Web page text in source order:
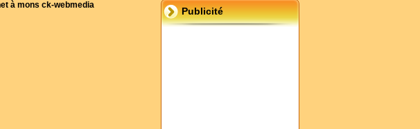
Publicité
à mons ck-webmedia